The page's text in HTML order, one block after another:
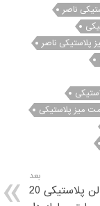
ناصر
پلاستیکی ناصر
میز پلاستیکی
بعد
قیمت گالن پلاستیکی 20